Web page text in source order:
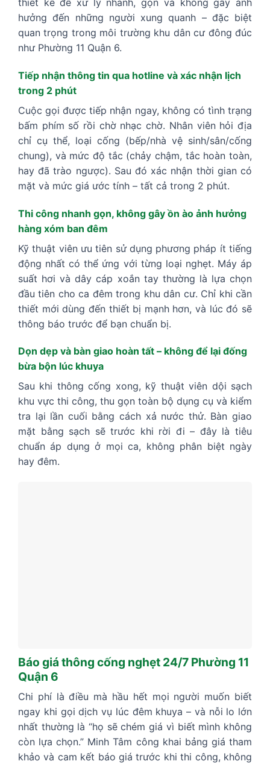
hưởng đến những người xung quanh – đặc biệt
quan trọng trong môi trường khu dân cư đông đúc
như Phường 11 Quận 6.
Tiếp nhận thông tin qua hotline và xác nhận lịch
trong 2 phút
Cuộc gọi được tiếp nhận ngay, không có tình trạng
bấm phím số rồi chờ nhạc chờ. Nhân viên hỏi địa
chỉ cụ thể, loại cống (bếp/nhà vệ sinh/sân/cống
chung), và mức độ tắc (chảy chậm, tắc hoàn toàn,
hay đã trào ngược). Sau đó xác nhận thời gian có
mặt và mức giá ước tính – tất cả trong 2 phút.
Thi công nhanh gọn, không gây ồn ào ảnh hưởng
hàng xóm ban đêm
Kỹ thuật viên ưu tiên sử dụng phương pháp ít tiếng
động nhất có thể ứng với từng loại nghẹt. Máy áp
suất hơi và dây cáp xoắn tay thường là lựa chọn
đầu tiên cho ca đêm trong khu dân cư. Chỉ khi cần
thiết mới dùng đến thiết bị mạnh hơn, và lúc đó sẽ
thông báo trước để bạn chuẩn bị.
Dọn dẹp và bàn giao hoàn tất – không để lại đống
bừa bộn lúc khuya
Sau khi thông cống xong, kỹ thuật viên dội sạch
khu vực thi công, thu gọn toàn bộ dụng cụ và kiểm
tra lại lần cuối bằng cách xả nước thử. Bàn giao
mặt bằng sạch sẽ trước khi rời đi – đây là tiêu
chuẩn áp dụng ở mọi ca, không phân biệt ngày
hay đêm.
Báo giá thông cống nghẹt 24/7 Phường 11
Quận 6
Chi phí là điều mà hầu hết mọi người muốn biết
ngay khi gọi dịch vụ lúc đêm khuya – và nỗi lo lớn
nhất thường là “họ sẽ chém giá vì biết mình không
còn lựa chọn.” Minh Tâm công khai bảng giá tham
khảo và cam kết báo giá trước khi thi công, không